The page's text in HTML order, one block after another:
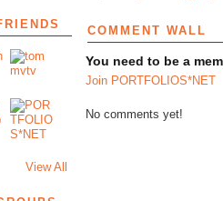
View All
COMMENT WALL
You need to be a
Join PORTFOLIOS*NET
No comments yet!